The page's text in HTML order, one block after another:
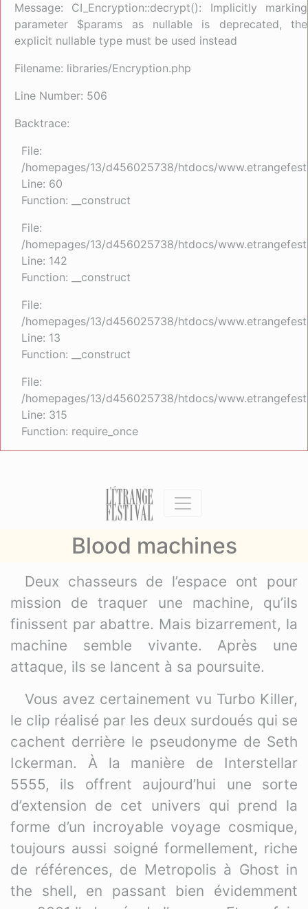
Message: CI_Encryption::decrypt(): Implicitly marking
parameter $params as nullable is deprecated, the
explicit nullable type must be used instead
Filename: libraries/Encryption.php
Line Number: 506
Backtrace:
File:
/homepages/13/d456025738/htdocs/
Line: 60
Function: __construct
File:
/homepages/13/d456025738/htdocs/
Line: 142
Function: __construct
File:
/homepages/13/d456025738/htdocs/
Line: 13
Function: __construct
File:
/homepages/13/d456025738/htdocs/
Line: 315
Function: require_once
Blood machines
Deux chasseurs de l’espace ont pour
mission de traquer une machine, qu’ils
finissent par abattre. Mais bizarrement, la
machine semble vivante. Après une
attaque, ils se lancent à sa poursuite.
Vous avez certainement vu Turbo Killer,
le clip réalisé par les deux surdoués qui se
cachent derrière le pseudonyme de Seth
Ickerman. À la manière de Interstellar
5555, ils offrent aujourd’hui une sorte
d’extension de cet univers qui prend la
forme d’un incroyable voyage cosmique,
toujours aussi soigné formellement, riche
de références, de Metropolis à Ghost in
the shell, en passant bien évidemment